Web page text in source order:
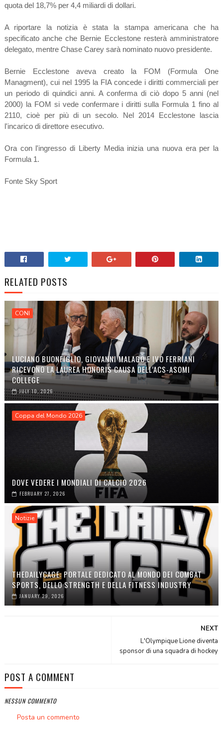
quota del 18,7% per 4,4 miliardi di dollari.
A riportare la notizia è stata la stampa americana che ha
specificato anche che Bernie Ecclestone resterà amministratore
delegato, mentre Chase Carey sarà nominato nuovo presidente.
Bernie Ecclestone aveva creato la FOM (Formula One
Managment), cui nel 1995 la FIA concede i diritti commerciali per
un periodo di quindici anni. A conferma di ciò dopo 5 anni (nel
2000) la FOM si vede confermare i diritti sulla Formula 1 fino al
2110, cioè per più di un secolo. Nel 2014 Ecclestone lascia
l'incarico di direttore esecutivo.
Ora con l'ingresso di Liberty Media inizia una nuova era per la
Formula 1.
Fonte Sky Sport
RELATED POSTS
CONI
LUCIANO BUONFIGLIO, GIOVANNI MALAGÒ E IVO FERRIANI
RICEVONO LA LAUREA HONORIS CAUSA DELL’ACS-ASOMI
COLLEGE
JULY 10, 2026
Coppa del Mondo 2026
DOVE VEDERE I MONDIALI DI CALCIO 2026
FEBRUARY 27, 2026
Notizie
THEDAILYCAGE: PORTALE DEDICATO AL MONDO DEI COMBAT
SPORTS, DELLO STRENGTH E DELLA FITNESS INDUSTRY
JANUARY 29, 2026
NEXT
L'Olympique Lione diventa
sponsor di una squadra di hockey
POST A COMMENT
NESSUN COMMENTO
Posta un commento